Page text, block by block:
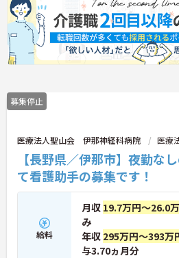
募集停止
医療法人聖山会 伊那神経科病院 医療
【長野県／伊那市】夜勤な
て看護助手の募集です！
給料
月収 19.7万円～26.0
み
年収 295万円～393万
与3.70ヵ月分